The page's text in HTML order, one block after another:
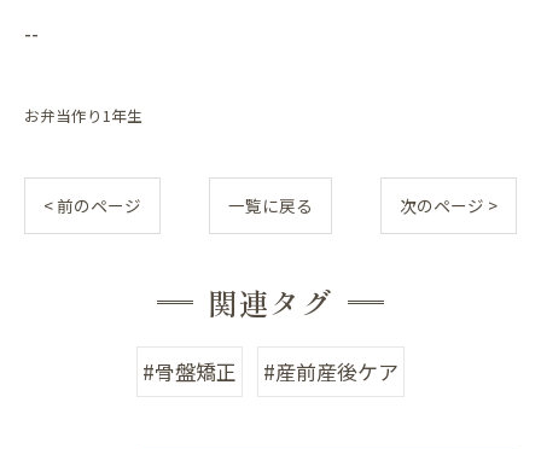
--
お弁当作り1年生
< 前のページ 一覧に戻る 次のページ >
関連タグ
#骨盤矯正 #産前産後ケア